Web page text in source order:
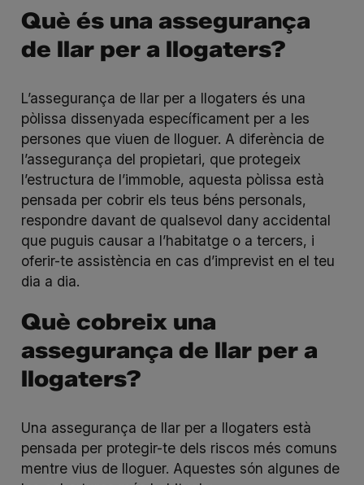
Què és una assegurança
de llar per a llogaters?
L’assegurança de llar per a llogaters és una
pòlissa dissenyada específicament per a les
persones que viuen de lloguer. A diferència de
l’assegurança del propietari, que protegeix
l’estructura de l’immoble, aquesta pòlissa està
pensada per cobrir els teus béns personals,
respondre davant de qualsevol dany accidental
que puguis causar a l’habitatge o a tercers, i
oferir-te assistència en cas d’imprevist en el teu
dia a dia.
Què cobreix una
assegurança de llar per a
llogaters?
Una assegurança de llar per a llogaters està
pensada per protegir-te dels riscos més comuns
mentre vius de lloguer. Aquestes són algunes de